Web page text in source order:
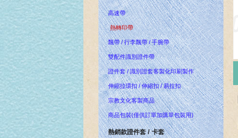
高速帶
熱轉印帶
飄帶 / 行李飄帶 / 手腕帶
雙配件識別證件帶
證件套 / 識別證套客製化印刷製作
伸縮拉環扣 / 伸縮扣 / 易拉扣
宗教文化客製商品
商品包裝(僅供訂單加購單包裝用)
熱銷款證件套 / 卡套